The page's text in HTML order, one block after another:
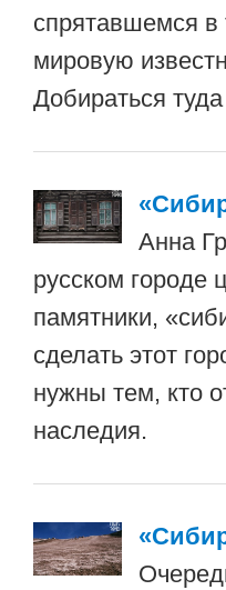
спрятавшемся в
мировую
Добираться
Анна
русском городе
памятники,
сделать этот
нужны тем, кто
наследия.